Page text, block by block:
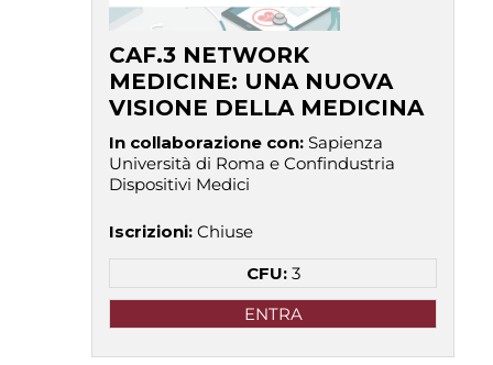
CAF.3 NETWORK
MEDICINE: UNA NUOVA
VISIONE DELLA MEDICINA
In collaborazione con: Sapienza
Università di Roma e Confindustria
Dispositivi Medici
Iscrizioni: Chiuse
CFU: 3
ENTRA